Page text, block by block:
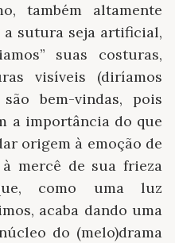
também altamente
a sutura seja artificial,
suas costuras,
visíveis (diríamos
bem-vindas, pois
a importância do que
origem à emoção de
mercê de sua frieza
como uma luz
acaba dando uma
do (melo)drama